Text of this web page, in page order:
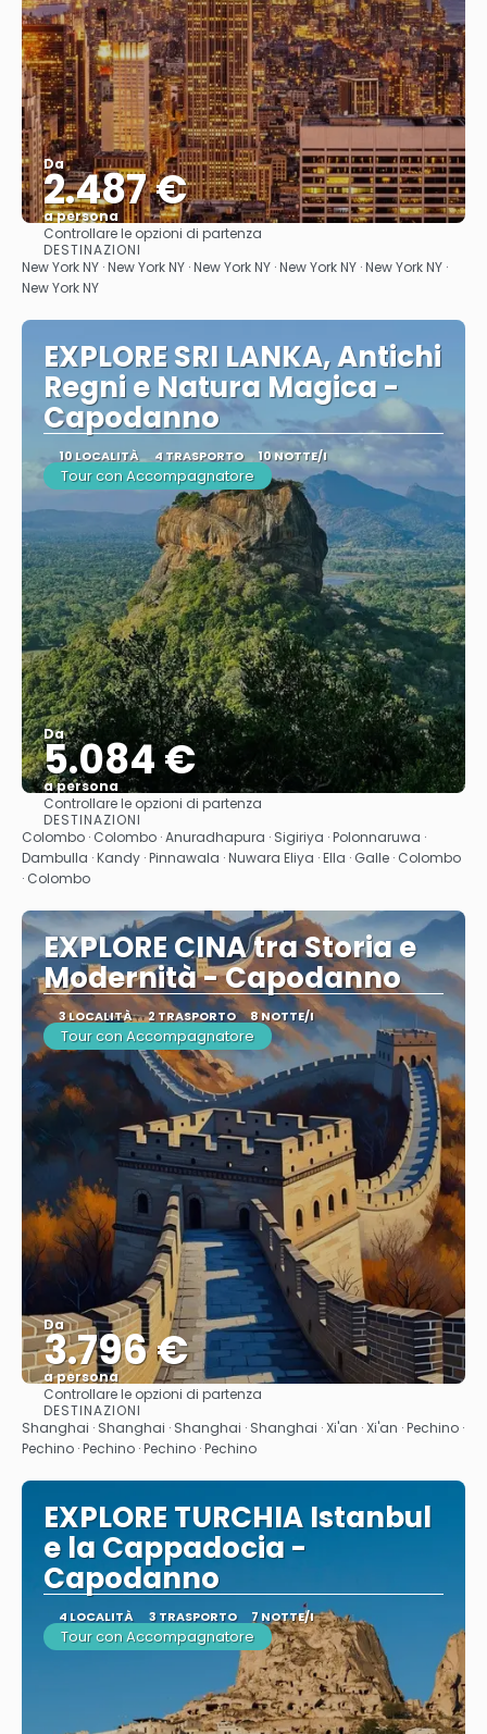
Da
2.487 €
a persona
Vedere
Controllare le opzioni di partenza
DESTINAZIONI
New York NY · New York NY · New York NY · New York NY · New York NY ·
New York NY
EXPLORE SRI LANKA, Antichi
Regni e Natura Magica -
Capodanno
10 LOCALITÀ 4 TRASPORTO 10 NOTTE/I
Tour con Accompagnatore
Da
5.084 €
a persona
Vedere
Controllare le opzioni di partenza
DESTINAZIONI
Colombo · Colombo · Anuradhapura · Sigiriya · Polonnaruwa ·
Dambulla · Kandy · Pinnawala · Nuwara Eliya · Ella · Galle · Colombo
· Colombo
EXPLORE CINA tra Storia e
Modernità - Capodanno
3 LOCALITÀ 2 TRASPORTO 8 NOTTE/I
Tour con Accompagnatore
Da
3.796 €
a persona
Vedere
Controllare le opzioni di partenza
DESTINAZIONI
Shanghai · Shanghai · Shanghai · Shanghai · Xi'an · Xi'an · Pechino ·
Pechino · Pechino · Pechino · Pechino
EXPLORE TURCHIA Istanbul
e la Cappadocia -
Capodanno
4 LOCALITÀ 3 TRASPORTO 7 NOTTE/I
Tour con Accompagnatore